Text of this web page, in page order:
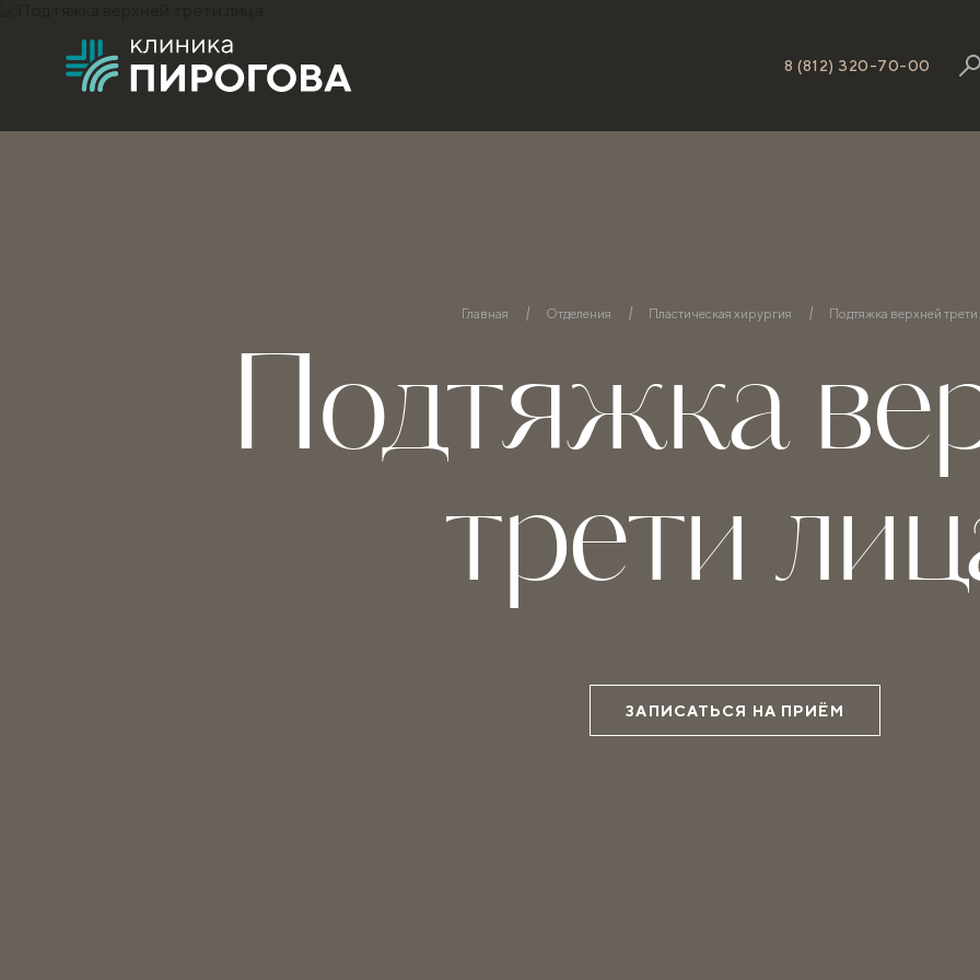
8 (812) 320-70-00
Главная Отделения Пластическая хирургия Подтяжка верхней трети
Подтяжка
трети
ЗАПИСАТЬСЯ НА ПРИЁМ